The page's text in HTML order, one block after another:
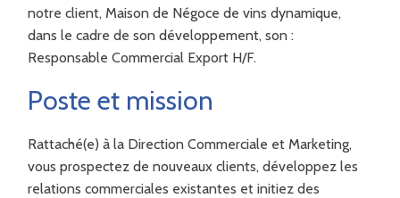
notre client, Maison de Négoce de vins dynamique,
dans le cadre de son développement, son :
Responsable Commercial Export H/F.
Poste et mission
Rattaché(e) à la Direction Commerciale et Marketing,
vous prospectez de nouveaux clients, développez les
relations commerciales existantes et initiez des